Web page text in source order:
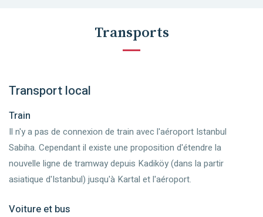
Transports
Transport local
Train
Il n'y a pas de connexion de train avec l'aéroport Istanbul
Sabiha. Cependant il existe une proposition d'étendre la
nouvelle ligne de tramway depuis Kadiköy (dans la partir
asiatique d'Istanbul) jusqu'à Kartal et l'aéroport.
Voiture et bus